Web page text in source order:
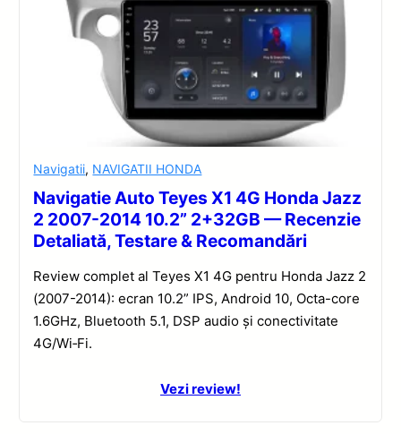
Navigatii, NAVIGATII HONDA
Navigatie Auto Teyes X1 4G Honda Jazz
2 2007-2014 10.2” 2+32GB — Recenzie
Detaliată, Testare & Recomandări
Review complet al Teyes X1 4G pentru Honda Jazz 2
(2007-2014): ecran 10.2” IPS, Android 10, Octa-core
1.6GHz, Bluetooth 5.1, DSP audio și conectivitate
4G/Wi‑Fi.
Vezi review!